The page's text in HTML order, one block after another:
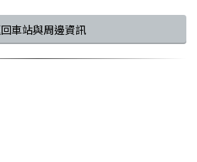
車站與周邊資訊